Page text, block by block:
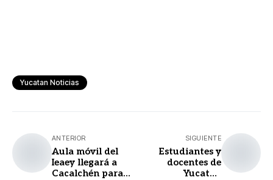
Yucatan Noticias
ANTERIOR
Aula móvil del
Ieaey llegará a
Cacalchén para
SIGUIENTE
Estudiantes y
docentes de
Yucatán